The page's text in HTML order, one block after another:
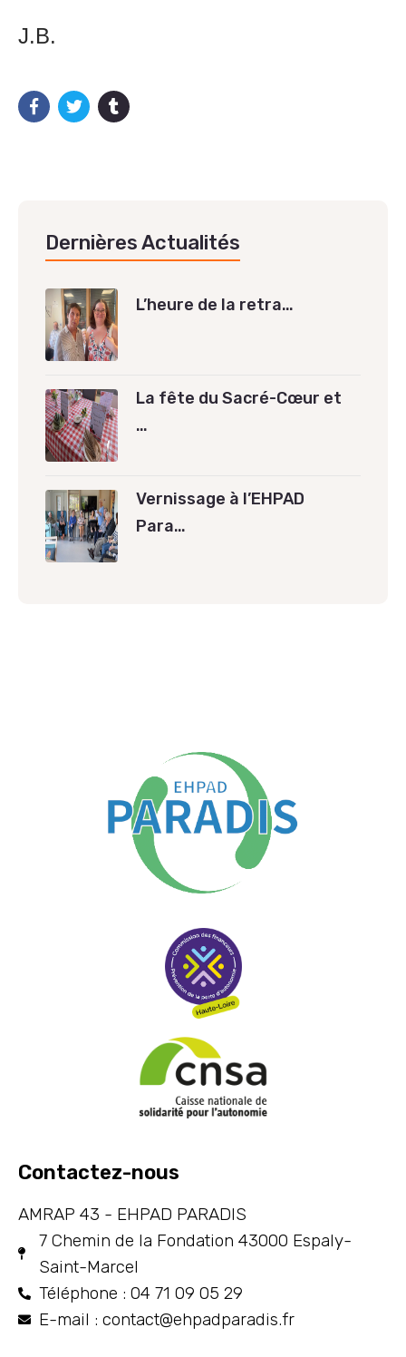
J.B.
Dernières Actualités
L’heure de la retra…
La fête du Sacré-Cœur et
…
Vernissage à l’EHPAD
Para…
Contactez-nous
AMRAP 43 - EHPAD PARADIS
7 Chemin de la Fondation 43000 Espaly-
Saint-Marcel
Téléphone : 04 71 09 05 29
E-mail : contact@ehpadparadis.fr